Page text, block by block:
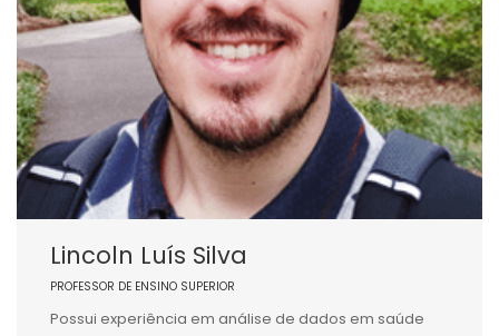
Lincoln Luís Silva
PROFESSOR DE ENSINO SUPERIOR
Possui experiência em análise de dados em saúde